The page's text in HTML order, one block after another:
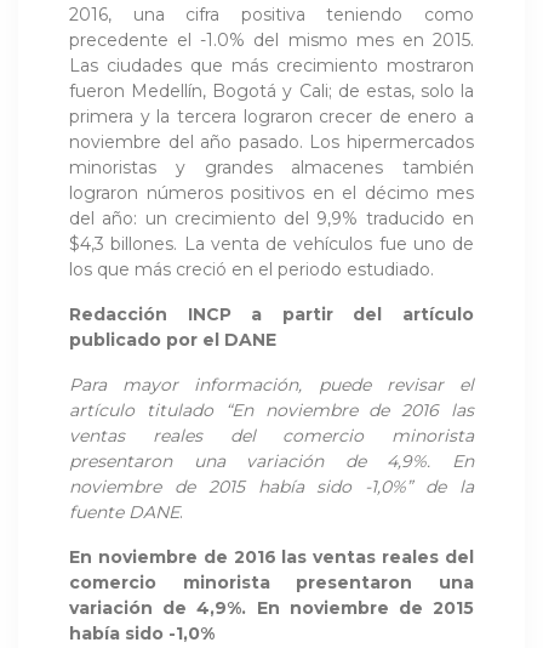
2016, una cifra positiva teniendo como
precedente el -1.0% del mismo mes en 2015.
Las ciudades que más crecimiento mostraron
fueron Medellín, Bogotá y Cali; de estas, solo la
primera y la tercera lograron crecer de enero a
noviembre del año pasado. Los hipermercados
minoristas y grandes almacenes también
lograron números positivos en el décimo mes
del año: un crecimiento del 9,9% traducido en
$4,3 billones. La venta de vehículos fue uno de
los que más creció en el periodo estudiado.
Redacción INCP a partir del artículo
publicado por el DANE
Para mayor información, puede revisar el
artículo titulado “En noviembre de 2016 las
ventas reales del comercio minorista
presentaron una variación de 4,9%. En
noviembre de 2015 había sido -1,0%” de la
fuente DANE.
En noviembre de 2016 las ventas reales del
comercio minorista presentaron una
variación de 4,9%. En noviembre de 2015
había sido -1,0%